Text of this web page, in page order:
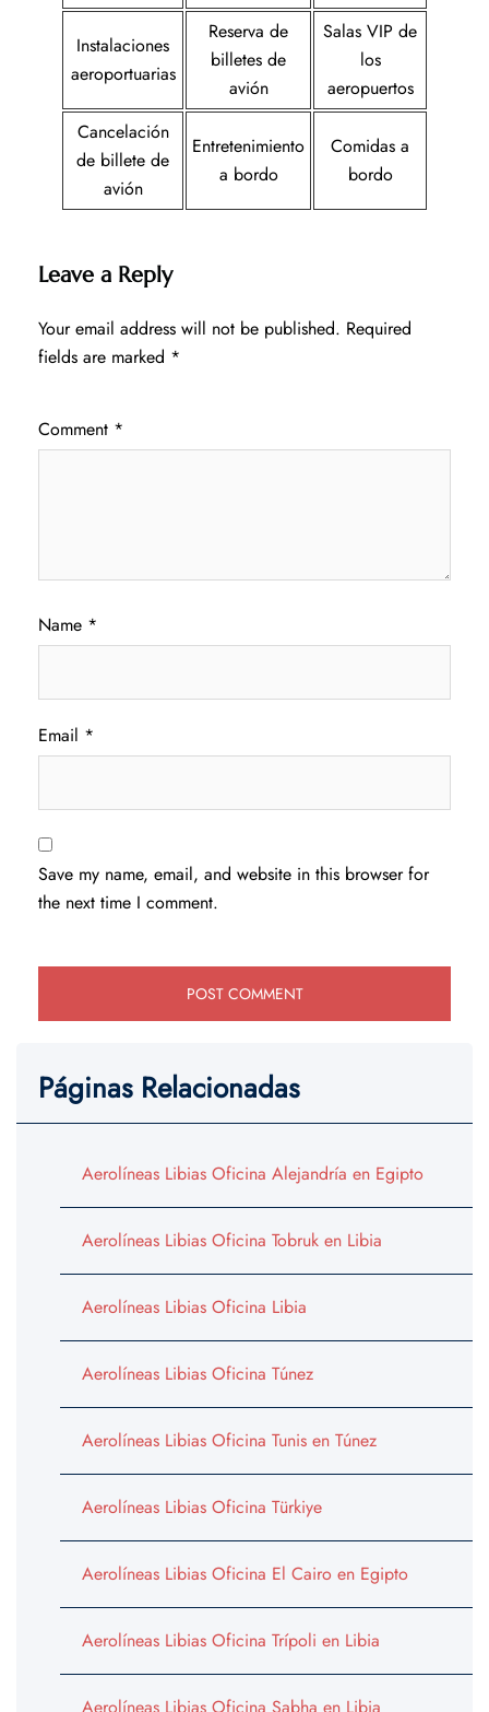
Instalaciones
aeroportuarias
Reserva de
billetes de
avión
Salas VIP de
los
aeropuertos
Cancelación
de billete de
avión
Entretenimiento
a bordo
Comidas a
bordo
Leave a Reply
Your email address will not be published. Required
fields are marked *
Comment *
Name *
Email *
Save my name, email, and website in this browser for
the next time I comment.
Páginas Relacionadas
Aerolíneas Libias Oficina Alejandría en Egipto
Aerolíneas Libias Oficina Tobruk en Libia
Aerolíneas Libias Oficina Libia
Aerolíneas Libias Oficina Túnez
Aerolíneas Libias Oficina Tunis en Túnez
Aerolíneas Libias Oficina Türkiye
Aerolíneas Libias Oficina El Cairo en Egipto
Aerolíneas Libias Oficina Trípoli en Libia